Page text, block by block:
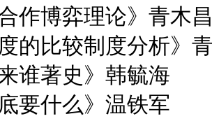
作博弈理论》青木
度的比较制度分析》
谁著史》韩毓海
要什么》温铁军